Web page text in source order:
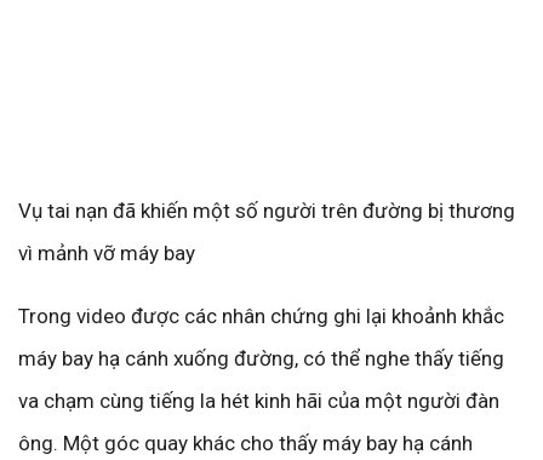
Vụ tai nạn đã khiến một số người trên đường bị thương
vì mảnh vỡ máy bay
Trong video được các nhân chứng ghi lại khoảnh khắc
máy bay hạ cánh xuống đường, có thể nghe thấy tiếng
va chạm cùng tiếng la hét kinh hãi của một người đàn
ông. Một góc quay khác cho thấy máy bay hạ cánh